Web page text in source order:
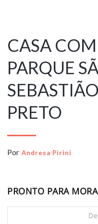
CASA
PARQUE
PRETO
Por Andresa Pirini
PRONTO PARA